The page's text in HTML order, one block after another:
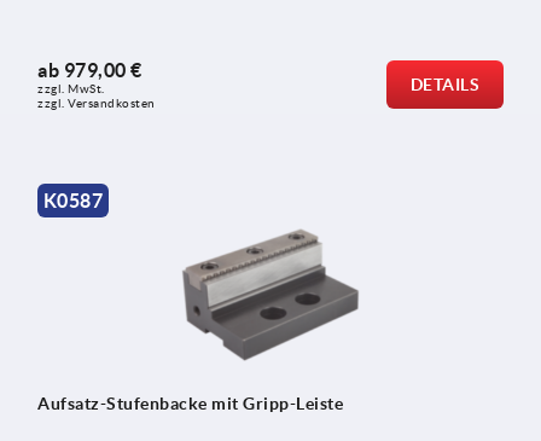
ab 979,00 €
zzgl. MwSt.
zzgl. Versandkosten
DETAILS
K0587
Aufsatz-Stufenbacke mit Gripp-Leiste